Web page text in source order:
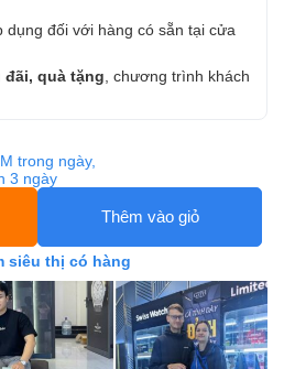
dụng đối với hàng có sẵn tại cửa
quà tặng , chương trình khách
trong ngày,
3 ngày
Thêm vào giỏ
siêu thị có hàng